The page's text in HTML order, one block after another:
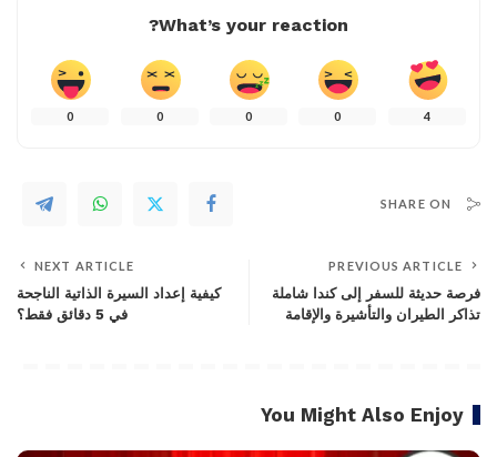
What’s your reaction?
4
0
0
0
0
SHARE ON
PREVIOUS ARTICLE
فرصة حديثة للسفر إلى كندا شاملة
تذاكر الطيران والتأشيرة والإقامة
NEXT ARTICLE
كيفية إعداد السيرة الذاتية الناجحة
في 5 دقائق فقط؟
You Might Also Enjoy